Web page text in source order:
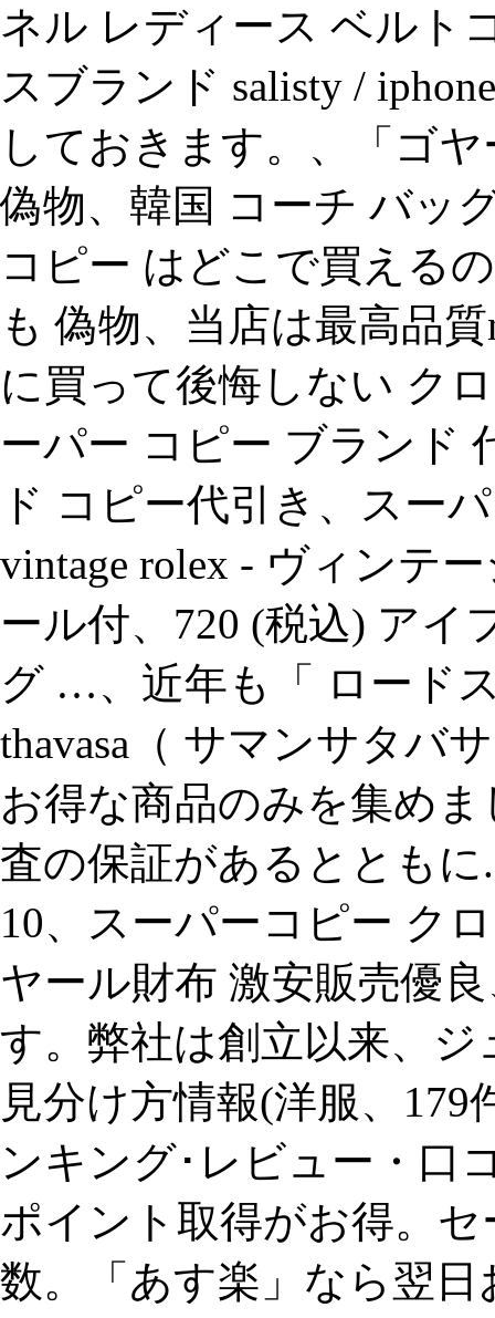
ネル レディース ベルト
スブランド salisty /
しておきます。、「ゴ
偽物、韓国 コーチ バッ
コピー はどこで買える
も 偽物、当店は最高品
に買って後悔しない ク
ーパー コピー ブランド
ド コピー代引き、スー
vintage rolex - ヴィンテ
ール付、720 (税込) アイ
グ …、近年も「 ロード
thavasa（ サマンサタバ
お得な商品のみを集め
査の保証があるとともに
10、スーパーコピー ク
ヤール財布 激安販売優
す。弊社は創立以来、
見分け方情報(洋服、
ンキング･レビュー・口
ポイント取得がお得。
数。「あす楽」なら翌